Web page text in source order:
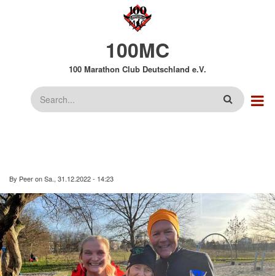
100MC
100 Marathon Club Deutschland e.V.
Suche
By PeeronSa., 31.12.2022 - 14:23